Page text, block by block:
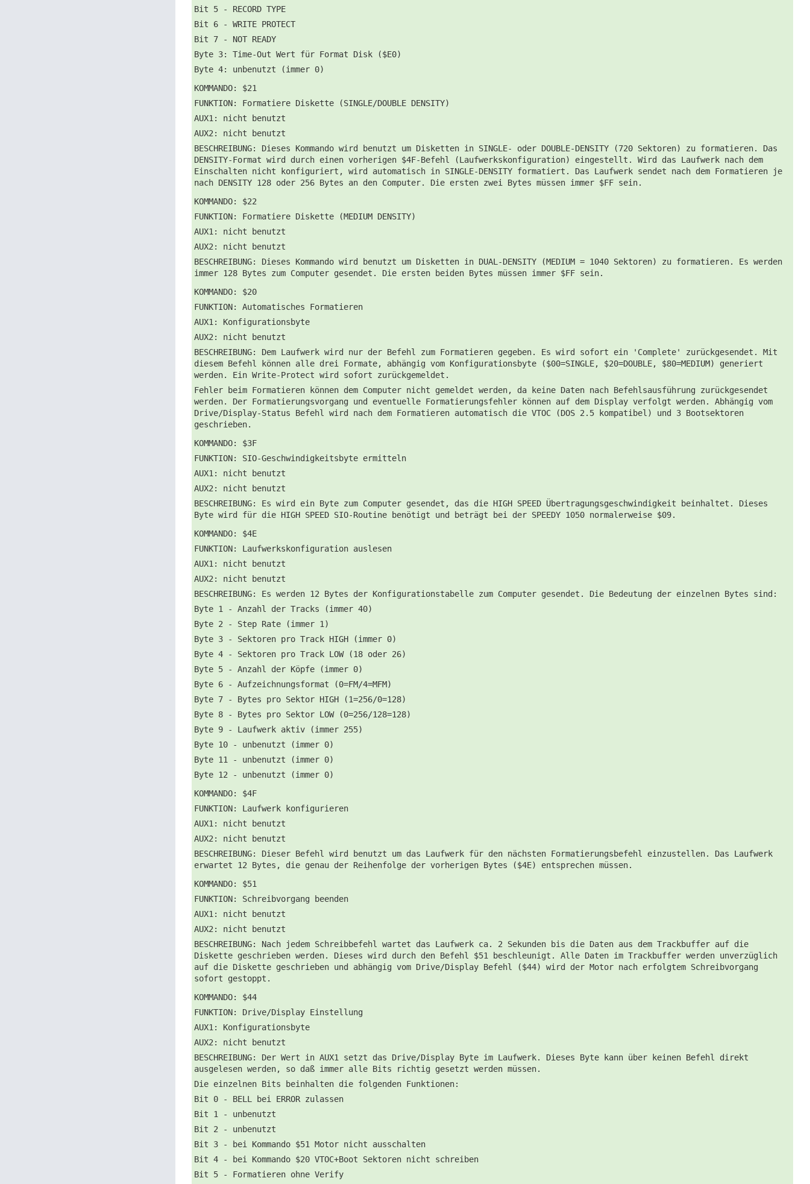
Bit 5 - RECORD TYPE
Bit 6 - WRITE PROTECT
Bit 7 - NOT READY
Byte 3: Time-Out Wert für Format Disk ($E0)
Byte 4: unbenutzt (immer 0)
KOMMANDO: $21
FUNKTION: Formatiere Diskette (SINGLE/DOUBLE DENSITY)
AUX1: nicht benutzt
AUX2: nicht benutzt
BESCHREIBUNG: Dieses Kommando wird benutzt um Disketten in SINGLE- oder DOUBLE-DENSITY (720 Sektoren) zu formatieren. Das
DENSITY-Format wird durch einen vorherigen $4F-Befehl (Laufwerkskonfiguration) eingestellt. Wird das Laufwerk nach dem
Einschalten nicht konfiguriert, wird automatisch in SINGLE-DENSITY formatiert. Das Laufwerk sendet nach dem Formatieren je
nach DENSITY 128 oder 256 Bytes an den Computer. Die ersten zwei Bytes müssen immer $FF sein.
KOMMANDO: $22
FUNKTION: Formatiere Diskette (MEDIUM DENSITY)
AUX1: nicht benutzt
AUX2: nicht benutzt
BESCHREIBUNG: Dieses Kommando wird benutzt um Disketten in DUAL-DENSITY (MEDIUM = 1040 Sektoren) zu formatieren. Es werden
immer 128 Bytes zum Computer gesendet. Die ersten beiden Bytes müssen immer $FF sein.
KOMMANDO: $20
FUNKTION: Automatisches Formatieren
AUX1: Konfigurationsbyte
AUX2: nicht benutzt
BESCHREIBUNG: Dem Laufwerk wird nur der Befehl zum Formatieren gegeben. Es wird sofort ein 'Complete' zurückgesendet. Mit
diesem Befehl können alle drei Formate, abhängig vom Konfigurationsbyte ($00=SINGLE, $20=DOUBLE, $80=MEDIUM) generiert
werden. Ein Write-Protect wird sofort zurückgemeldet.
Fehler beim Formatieren können dem Computer nicht gemeldet werden, da keine Daten nach Befehlsausführung zurückgesendet
werden. Der Formatierungsvorgang und eventuelle Formatierungsfehler können auf dem Display verfolgt werden. Abhängig vom
Drive/Display-Status Befehl wird nach dem Formatieren automatisch die VTOC (DOS 2.5 kompatibel) und 3 Bootsektoren
geschrieben.
KOMMANDO: $3F
FUNKTION: SIO-Geschwindigkeitsbyte ermitteln
AUX1: nicht benutzt
AUX2: nicht benutzt
BESCHREIBUNG: Es wird ein Byte zum Computer gesendet, das die HIGH SPEED Übertragungsgeschwindigkeit beinhaltet. Dieses
Byte wird für die HIGH SPEED SIO-Routine benötigt und beträgt bei der SPEEDY 1050 normalerweise $09.
KOMMANDO: $4E
FUNKTION: Laufwerkskonfiguration auslesen
AUX1: nicht benutzt
AUX2: nicht benutzt
BESCHREIBUNG: Es werden 12 Bytes der Konfigurationstabelle zum Computer gesendet. Die Bedeutung der einzelnen Bytes sind:
Byte 1 - Anzahl der Tracks (immer 40)
Byte 2 - Step Rate (immer 1)
Byte 3 - Sektoren pro Track HIGH (immer 0)
Byte 4 - Sektoren pro Track LOW (18 oder 26)
Byte 5 - Anzahl der Köpfe (immer 0)
Byte 6 - Aufzeichnungsformat (0=FM/4=MFM)
Byte 7 - Bytes pro Sektor HIGH (1=256/0=128)
Byte 8 - Bytes pro Sektor LOW (0=256/128=128)
Byte 9 - Laufwerk aktiv (immer 255)
Byte 10 - unbenutzt (immer 0)
Byte 11 - unbenutzt (immer 0)
Byte 12 - unbenutzt (immer 0)
KOMMANDO: $4F
FUNKTION: Laufwerk konfigurieren
AUX1: nicht benutzt
AUX2: nicht benutzt
BESCHREIBUNG: Dieser Befehl wird benutzt um das Laufwerk für den nächsten Formatierungsbefehl einzustellen. Das Laufwerk
erwartet 12 Bytes, die genau der Reihenfolge der vorherigen Bytes ($4E) entsprechen müssen.
KOMMANDO: $51
FUNKTION: Schreibvorgang beenden
AUX1: nicht benutzt
AUX2: nicht benutzt
BESCHREIBUNG: Nach jedem Schreibbefehl wartet das Laufwerk ca. 2 Sekunden bis die Daten aus dem Trackbuffer auf die
Diskette geschrieben werden. Dieses wird durch den Befehl $51 beschleunigt. Alle Daten im Trackbuffer werden unverzüglich
auf die Diskette geschrieben und abhängig vom Drive/Display Befehl ($44) wird der Motor nach erfolgtem Schreibvorgang
sofort gestoppt.
KOMMANDO: $44
FUNKTION: Drive/Display Einstellung
AUX1: Konfigurationsbyte
AUX2: nicht benutzt
BESCHREIBUNG: Der Wert in AUX1 setzt das Drive/Display Byte im Laufwerk. Dieses Byte kann über keinen Befehl direkt
ausgelesen werden, so daß immer alle Bits richtig gesetzt werden müssen.
Die einzelnen Bits beinhalten die folgenden Funktionen:
Bit 0 - BELL bei ERROR zulassen
Bit 1 - unbenutzt
Bit 2 - unbenutzt
Bit 3 - bei Kommando $51 Motor nicht ausschalten
Bit 4 - bei Kommando $20 VTOC+Boot Sektoren nicht schreiben
Bit 5 - Formatieren ohne Verify